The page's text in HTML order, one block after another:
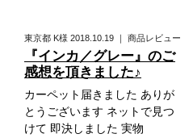
東京都 K様 2018.10.19 ｜ 商品レビュー
『インカ／グレー』のご
感想を頂きました♪
カーペット届きました ありが
とうございます ネットで見つ
けて 即決しました 実物